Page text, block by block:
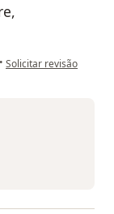
• na opinião do utilizador
Solicitar revisão